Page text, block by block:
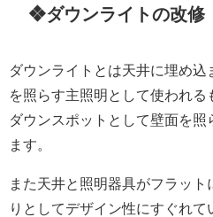
❖ダウンライトの改修
ダウンライトとは天井に埋め
を照らす主照明として使われる
ダウンスポットとして壁面を照
ます。
また天井と照明器具がフラット
りとしてデザイン性にすぐれて